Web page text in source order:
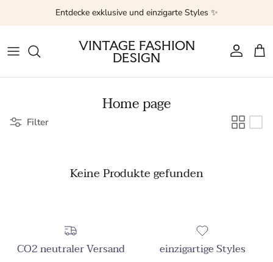
Direkt zum InhaltEntdecke exklusive und einzigarte Styles ✨
VINTAGE FASHION
DESIGN Konto
Home page
Filter
Keine Produkte gefunden
CO2 neutraler Versand einzigartige Styles